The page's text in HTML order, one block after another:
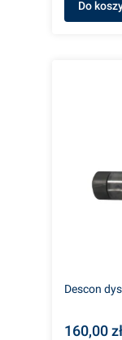
Do
Descon
160,00 zł